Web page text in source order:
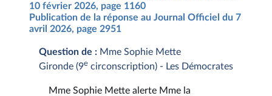
10 février 2026, page 1160
Publication de la réponse au Journal Officiel du 7
avril 2026, page 2951
Question de : Mme Sophie Mette
Gironde (9e circonscription) - Les Démocrates
Mme Sophie Mette alerte Mme la